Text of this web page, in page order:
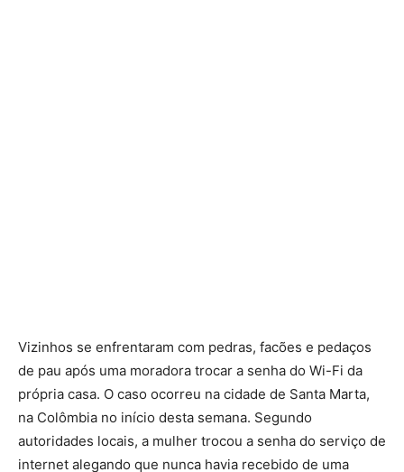
Vizinhos se enfrentaram com pedras, facões e pedaços
de pau após uma moradora trocar a senha do Wi-Fi da
própria casa. O caso ocorreu na cidade de Santa Marta,
na Colômbia no início desta semana. Segundo
autoridades locais, a mulher trocou a senha do serviço de
internet alegando que nunca havia recebido de uma